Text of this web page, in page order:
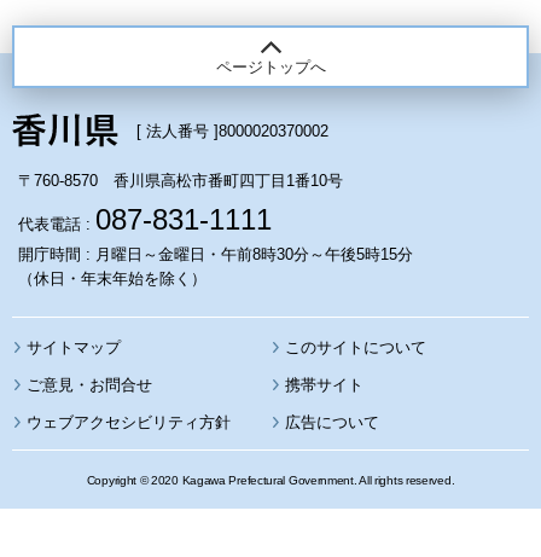
ページトップへ
[ 法人番号 ]8000020370002
〒760-8570 香川県高松市番町四丁目1番10号
代表電話 : 087-831-1111
開庁時間 : 月曜日～金曜日・午前8時30分～午後5時15分
（休日・年末年始を除く）
サイトマップ このサイトについて
携帯サイト
ウェブアクセシビリティ方針 広告について
Copyright © 2020 Kagawa Prefectural Government. All rights reserved.